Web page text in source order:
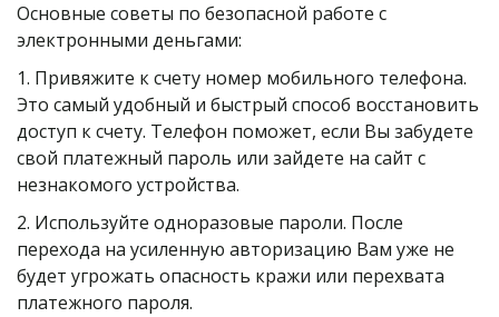
Основные советы по безопасной работе с
электронными деньгами:
1. Привяжите к счету номер мобильного телефона.
Это самый удобный и быстрый способ восстановить
доступ к счету. Телефон поможет, если Вы забудете
свой платежный пароль или зайдете на сайт с
незнакомого устройства.
2. Используйте одноразовые пароли. После
перехода на усиленную авторизацию Вам уже не
будет угрожать опасность кражи или перехвата
платежного пароля.